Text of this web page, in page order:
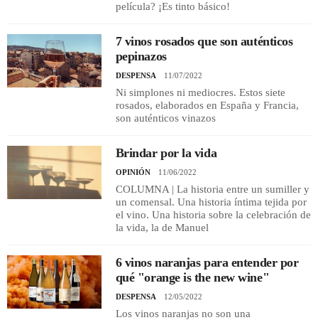
película? ¡Es tinto básico!
7 vinos rosados que son auténticos
pepinazos
DESPENSA 11/07/2022
Ni simplones ni mediocres. Estos siete
rosados, elaborados en España y Francia,
son auténticos vinazos
Brindar por la vida
OPINIÓN 11/06/2022
COLUMNA | La historia entre un sumiller y
un comensal. Una historia íntima tejida por
el vino. Una historia sobre la celebración de
la vida, la de Manuel
6 vinos naranjas para entender por
qué "orange is the new wine"
DESPENSA 12/05/2022
Los vinos naranjas no son una